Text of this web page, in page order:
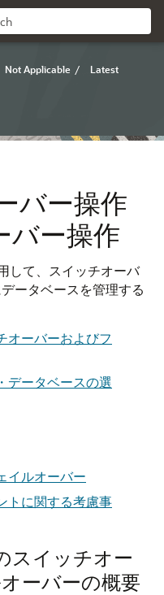
Not Applicable / Latest
バー操作
バー操作
して、スイッチオーバ
ータベースを管理する
オーバーおよびフ
データベースの選
イルオーバー
トに関する考慮事
スイッチオー
ーバーの概要